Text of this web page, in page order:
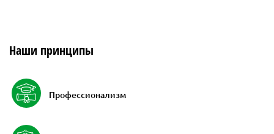
Наши принципы
Профессионализм